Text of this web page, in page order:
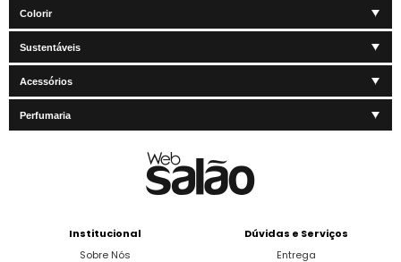
Colorir
Sustentáveis
Acessórios
Perfumaria
Institucional
Sobre Nós
Dúvidas e Serviços
Entrega